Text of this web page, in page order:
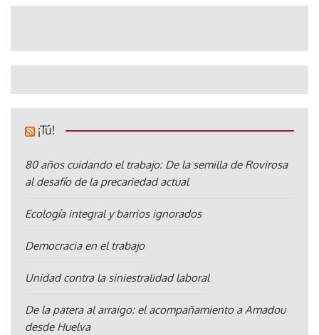
¡Tú!
80 años cuidando el trabajo: De la semilla de Rovirosa
al desafío de la precariedad actual
Ecología integral y barrios ignorados
Democracia en el trabajo
Unidad contra la siniestralidad laboral
De la patera al arraigo: el acompañamiento a Amadou
desde Huelva